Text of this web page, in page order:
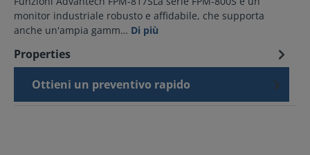
monitor industriale robusto e affidabile, che supporta
anche un'ampia gamm… Di più
Properties
Ottieni un preventivo rapido